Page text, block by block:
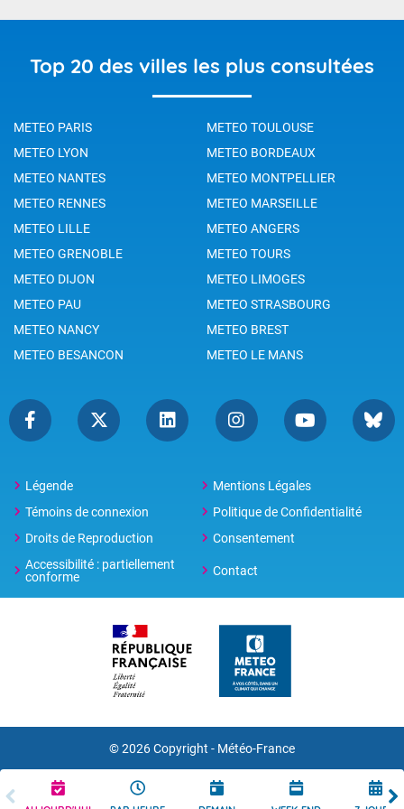
Top 20 des villes les plus consultées
METEO PARIS
METEO TOULOUSE
METEO LYON
METEO BORDEAUX
METEO NANTES
METEO MONTPELLIER
METEO RENNES
METEO MARSEILLE
METEO LILLE
METEO ANGERS
METEO GRENOBLE
METEO TOURS
METEO DIJON
METEO LIMOGES
METEO PAU
METEO STRASBOURG
METEO NANCY
METEO BREST
METEO BESANCON
METEO LE MANS
Légende
Mentions Légales
Témoins de connexion
Politique de Confidentialité
Droits de Reproduction
Consentement
Accessibilité : partiellement
conforme
Contact
© 2026 Copyright - Météo-France